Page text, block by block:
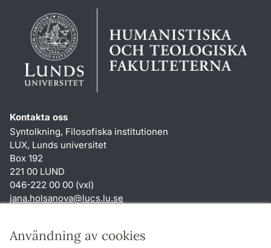
Användning av cookies
Kontakta oss
Syntolkning, Filosofiska institutionen
LUX, Lunds universitet
Box 192
221 00 LUND
046-222 00 00 (vxl)
jana.holsanova@lucs.lu.se
Genvägar